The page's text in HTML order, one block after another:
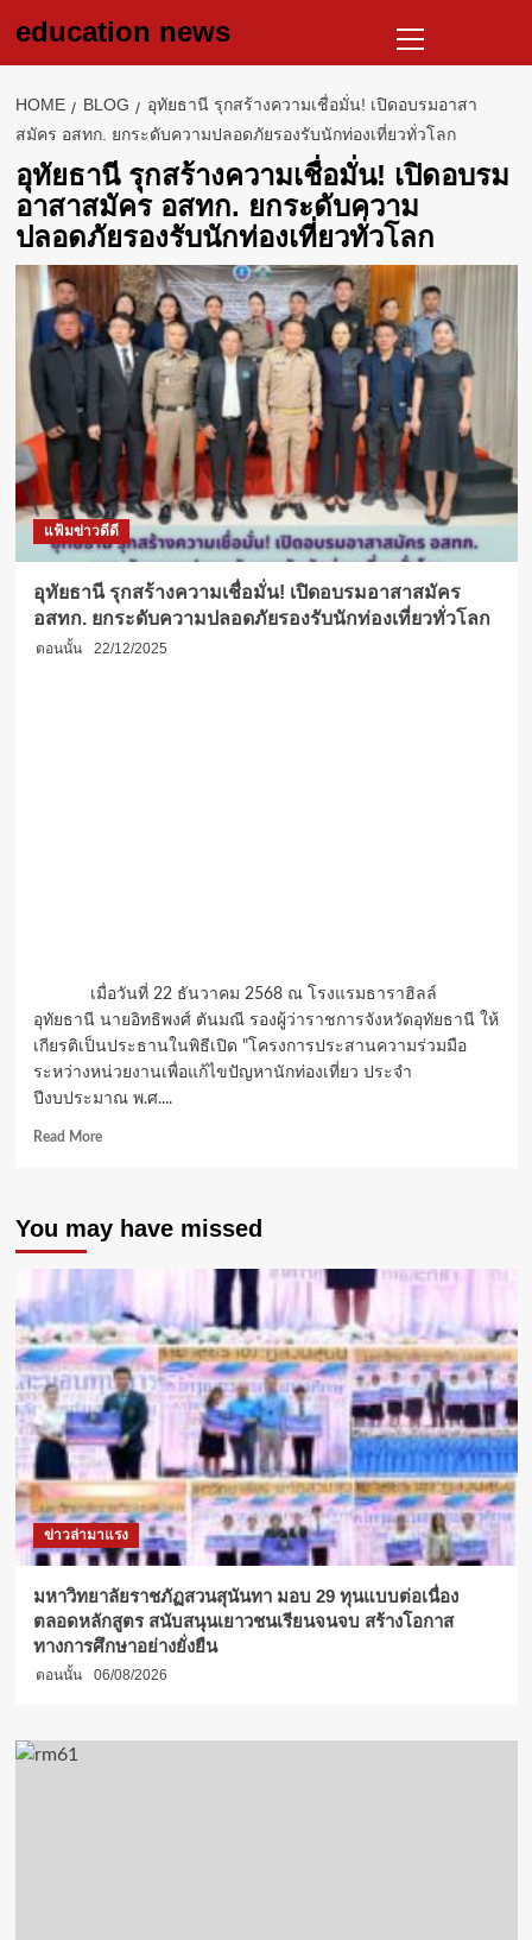
education news
Menu
HOME BLOG
อุทัยธานี รุกสร้างความเชื่อมั่น! เปิดอบรมอาสา
สมัคร อสทก. ยกระดับความปลอดภัยรองรับนักท่องเที่ยวทั่วโลก
อุทัยธานี รุกสร้างความเชื่อมั่น! เปิดอบรม
อาสาสมัคร อสทก. ยกระดับความ
ปลอดภัยรองรับนักท่องเที่ยวทั่วโลก
แฟ้มข่าวดีดี
อุทัยธานี รุกสร้างความเชื่อมั่น! เปิดอบรมอาสาสมัคร
อสทก. ยกระดับความปลอดภัยรองรับนักท่องเที่ยวทั่วโลก
ตอนนั้น 22/12/2025
เมื่อวันที่ 22 ธันวาคม 2568 ณ โรงแรมธาราฮิลล์
อุทัยธานี นายอิทธิพงศ์ ตันมณี รองผู้ว่าราชการจังหวัดอุทัยธานี ให้
เกียรติเป็นประธานในพิธีเปิด "โครงการประสานความร่วมมือ
ระหว่างหน่วยงานเพื่อแก้ไขปัญหานักท่องเที่ยว ประจำ
ปีงบประมาณ พ.ศ....
Read MoreRead
รุก
สร้าง
ความ
มั่น!
เปิด
อบรม
อาสา
สมัคร
อสทก.
ยก
ระดับ
ความ
ปลอดภัย
รองรับ
นัก
ท่อง
เที่ยว
ทั่ว
โลก
You may have missed
ข่าวล่ามาแรง
มหาวิทยาลัยราชภัฏสวนสุนันทา มอบ 29 ทุนแบบต่อเนื่อง
ตลอดหลักสูตร สนับสนุนเยาวชนเรียนจนจบ สร้างโอกาส
ทางการศึกษาอย่างยั่งยืน
ตอนนั้น 06/08/2026